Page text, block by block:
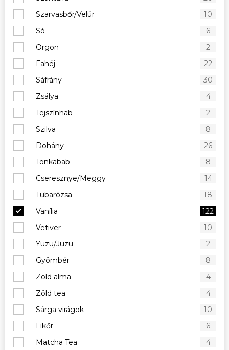
Szarvasbőr/Velúr
10
Só
6
Orgon
2
Fahéj
22
Sáfrány
30
Zsálya
4
Tejszínhab
2
Szilva
8
Dohány
26
Tonkabab
8
Cseresznye/Meggy
14
Tubarózsa
18
Vanília
122
Vetiver
10
Yuzu/Juzu
2
Gyömbér
8
Zöld alma
4
Zöld tea
4
Sárga virágok
10
Likőr
6
Matcha Tea
4